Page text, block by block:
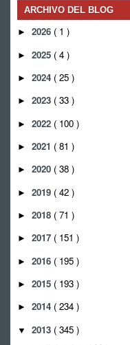
ARCHIVO DEL BLOG
► 2026 ( 1 )
► 2025 ( 4 )
► 2024 ( 25 )
► 2023 ( 33 )
► 2022 ( 100 )
► 2021 ( 81 )
► 2020 ( 38 )
► 2019 ( 42 )
► 2018 ( 71 )
► 2017 ( 151 )
► 2016 ( 195 )
► 2015 ( 193 )
► 2014 ( 234 )
▼ 2013 ( 345 )